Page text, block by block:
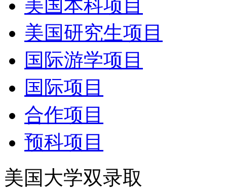
美国本科项目
美国研究生项目
国际游学项目
国际项目
合作项目
预科项目
美国大学双录取